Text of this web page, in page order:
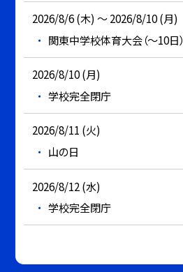
2026/8/6 (木) ～ 2026/8/10 (月)
関東中学校体育大会（～10日）
2026/8/10 (月)
学校完全閉庁
2026/8/11 (火)
山の日
2026/8/12 (水)
学校完全閉庁